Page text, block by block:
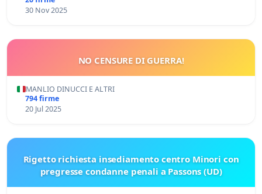
30 Nov 2025
NO CENSURE DI GUERRA!
MANLIO DINUCCI E ALTRI
794 firme
20 Jul 2025
Rigetto richiesta insediamento centro Minori con
pregresse condanne penali a Passons (UD)